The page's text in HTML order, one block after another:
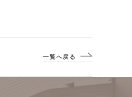
一覧へ戻る